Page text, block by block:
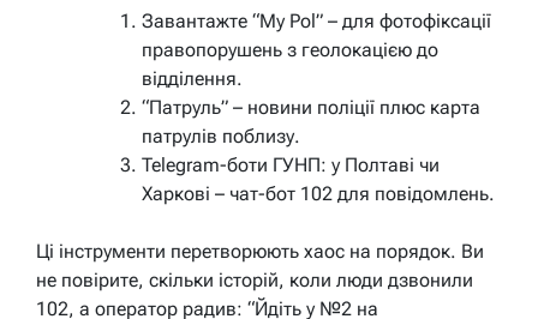
Завантажте “My Pol” – для фотофіксації
правопорушень з геолокацією до
відділення.
“Патруль” – новини поліції плюс карта
патрулів поблизу.
Telegram-боти ГУНП: у Полтаві чи
Харкові – чат-бот 102 для повідомлень.
Ці інструменти перетворюють хаос на порядок. Ви
не повірите, скільки історій, коли люди дзвонили
102, а оператор радив: “Йдіть у №2 на